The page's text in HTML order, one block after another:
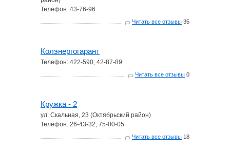
Телефон: 43-76-96
Читать все отзывы 35
Колэнергогарант
Телефон: 422-590, 42-87-89
Читать все отзывы 0
Кружка - 2
ул. Скальная, 23 (Октябрьский район)
Телефон: 26-43-32; 75-00-05
Читать все отзывы 18